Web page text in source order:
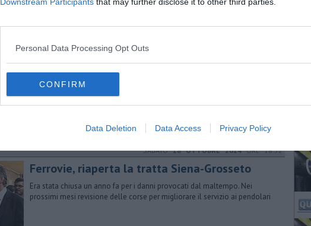
Personal Data Processing Opt Outs
CONFIRM
Data Deletion Data Access Privacy Policy
Otto tratte su 14 al di sotto dello standard minimo, 3 al di sopra giusto per
Riaperta la linea ferroviaria Siena-Chiusi
SABATO18 OTTOBRE 2014ORE 18:52
Ferrovie, riaperta la tratta Siena-Grosseto
Era stata chiusa un anno fa per i danni provocati dal maltempo. Nei
prossimi mesi revisione delle corse per migliorare il servizio ai pendolari